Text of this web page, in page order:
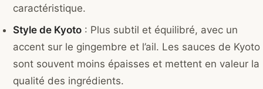
caractéristique.
Style de Kyoto : Plus subtil et équilibré, avec un
accent sur le gingembre et l’ail. Les sauces de Kyoto
sont souvent moins épaisses et mettent en valeur la
qualité des ingrédients.